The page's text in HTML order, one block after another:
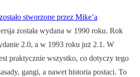
stworzone przez Mike’a
została wydana w 1990 roku. Rok
2.0, a w 1993 roku już 2.1. W
praktycznie wszystko, co dotyczy tego
gangi, a nawet historia postaci. To